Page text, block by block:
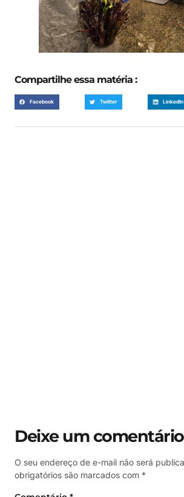
Compartilhe essa matéria :
Facebook Twitter LinkedIn
Deixe um comentário
O seu endereço de e-mail não será
obrigatórios são marcados com *